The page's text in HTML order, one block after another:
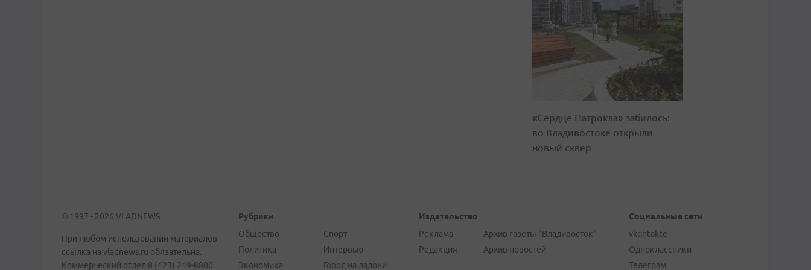
«Сердце Патрокла» забилось:
во Владивостоке открыли
новый сквер
© 1997 - 2026 VLADNEWS
При любом использовании материалов
ссылка на vladnews.ru обязательна.
Коммерческий отдел 8 (423) 249-8800
Рубрики
Общество
Политика
Экономика
Спорт
Интервью
Город на ладони
Издательство
Реклама
Редакция
Архив газеты "Владивосток"
Архив новостей
Социальные сети
vkontakte
Одноклассники
Телеграм